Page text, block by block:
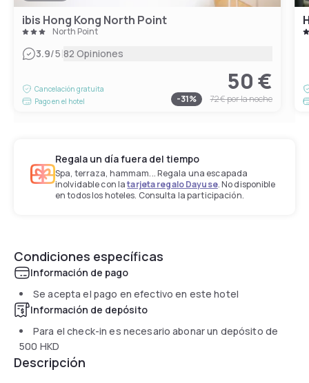
ibis Hong Kong North Point
North Point
3.9/5|82 Opiniones
Cancelación gratuita
Pago en el hotel
50 €
-31% 72 €por la noche
Regala un día fuera del tiempo
Spa, terraza, hammam... Regala una escapada
inolvidable con latarjeta regalo Dayuse. No disponible
en todos los hoteles. Consulta la participación.
Condiciones específicas
Información de pago
Se acepta el pago en efectivo en este hotel
Información de depósito
Para el check-in es necesario abonar un depósito de
500 HKD
Descripción